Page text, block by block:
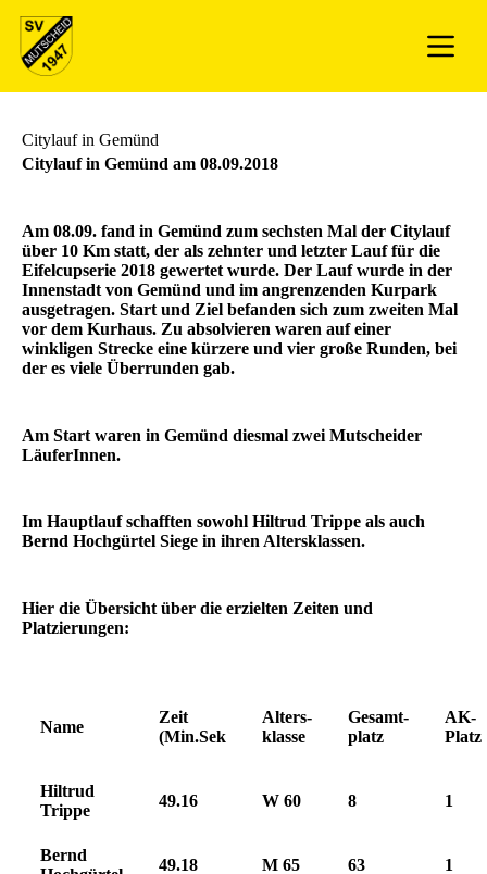
Citylauf in Gemünd
Citylauf in Gemünd am 08.09.2018
Am 08.09. fand in Gemünd zum sechsten Mal der Citylauf
über 10 Km statt, der als zehnter und letzter Lauf für die
Eifelcupserie 2018 gewertet wurde. Der Lauf wurde in der
Innenstadt von Gemünd und im angrenzenden Kurpark
ausgetragen. Start und Ziel befanden sich zum zweiten Mal
vor dem Kurhaus. Zu absolvieren waren auf einer
winkligen Strecke eine kürzere und vier große Runden, bei
der es viele Überrunden gab.
Am Start waren in Gemünd diesmal zwei Mutscheider
LäuferInnen.
Im Hauptlauf schafften sowohl Hiltrud Trippe als auch
Bernd Hochgürtel Siege in ihren Altersklassen.
Hier die Übersicht über die erzielten Zeiten und
Platzierungen:
Name
Zeit
(Min.Sek
Alters-
klasse
Gesamt-
platz
AK-
Platz
Hiltrud
Trippe
49.16 W 60 8 1
Bernd
49.18 M 65 63 1